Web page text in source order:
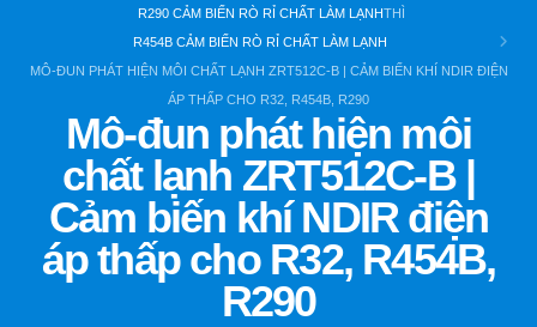
R290 CẢM BIẾN RÒ RỈ CHẤT LÀM LẠNHTHÌ
R454B CẢM BIẾN RÒ RỈ CHẤT LÀM LẠNH
MÔ-ĐUN PHÁT HIỆN MÔI CHẤT LẠNH ZRT512C-B | CẢM BIẾN KHÍ NDIR ĐIỆN
ÁP THẤP CHO R32, R454B, R290
Mô-đun phát hiện môi
chất lạnh ZRT512C-B |
Cảm biến khí NDIR điện
áp thấp cho R32, R454B,
R290